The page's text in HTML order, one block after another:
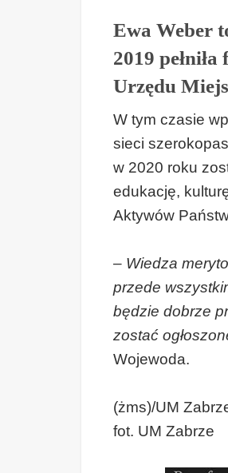
Ewa Weber
2019
Urzędu
W tym czasie
sieci
w 2020 roku
edukację,
Aktywów
– Wiedza
przede
będzie dobrze
zostać
Wojewoda.
(żms)/UM
fot. UM Zabrze